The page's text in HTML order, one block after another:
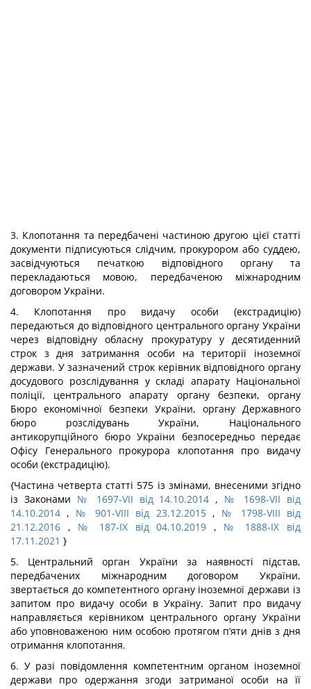
3. Клопотання та передбачені частиною другою цієї статті
документи підписуються слідчим, прокурором або суддею,
засвідчуються печаткою відповідного органу та
перекладаються мовою, передбаченою міжнародним
договором України.
4. Клопотання про видачу особи (екстрадицію)
передаються до відповідного центрального органу України
через відповідну обласну прокуратуру у десятиденний
строк з дня затримання особи на території іноземної
держави. У зазначений строк керівник відповідного органу
досудового розслідування у складі апарату Національної
поліції, центрального апарату органу безпеки, органу
Бюро економічної безпеки України, органу Державного
бюро розслідувань України, Національного
антикорупційного бюро України безпосередньо передає
Офісу Генерального прокурора клопотання про видачу
особи (екстрадицію).
{Частина четверта статті 575 із змінами, внесеними згідно
із Законами № 1697-VII від 14.10.2014 , № 1698-VII від
14.10.2014 , № 901-VIII від 23.12.2015, № 1798-VIII від
21.12.2016 , № 187-IX від 04.10.2019 , № 1888-IX від
17.11.2021 }
5. Центральний орган України за наявності підстав,
передбачених міжнародним договором України,
звертається до компетентного органу іноземної держави із
запитом про видачу особи в Україну. Запит про видачу
направляється керівником центрального органу України
або уповноваженою ним особою протягом п’яти днів з дня
отримання клопотання.
6. У разі повідомлення компетентним органом іноземної
держави про одержання згоди затриманої особи на її